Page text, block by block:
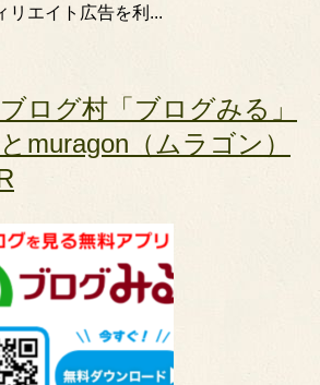
リエイト広告を利...
ログ村「ブログみる」
muragon（ムラゴン）